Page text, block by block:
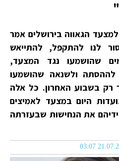
הגאווה בירושלים אמר
לנו להתקפל, להתייאש
שהושמעו נגד המצעד,
לההסתה ולשנאה שהושמעו
רק בשבוע האחרון. כל אלה
היום במצעד לאמיצים
את הנחישות שבעזרתה